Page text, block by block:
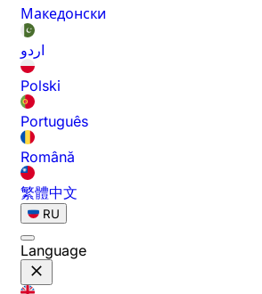
Македонски
اردو
Polski
Português
Română
繁體中文
RU
Language